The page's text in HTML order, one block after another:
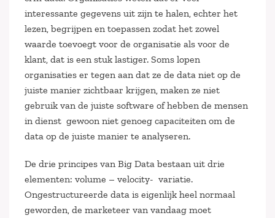
interessante gegevens uit zijn te halen, echter het
lezen, begrijpen en toepassen zodat het zowel
waarde toevoegt voor de organisatie als voor de
klant, dat is een stuk lastiger. Soms lopen
organisaties er tegen aan dat ze de data niet op de
juiste manier zichtbaar krijgen, maken ze niet
gebruik van de juiste software of hebben de mensen
in dienst gewoon niet genoeg capaciteiten om de
data op de juiste manier te analyseren.
De drie principes van Big Data bestaan uit drie
elementen: volume – velocity- variatie.
Ongestructureerde data is eigenlijk heel normaal
geworden, de marketeer van vandaag moet